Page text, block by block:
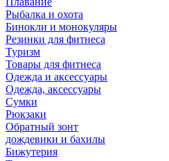
Рыбалка и охота
Бинокли и монокуляры
Резинки для фитнеса
Туризм
Товары для фитнеса
Одежда и аксессуары
Одежда, аксессуары
Сумки
Рюкзаки
Обратный зонт
дождевики и бахилы
Бижутерия